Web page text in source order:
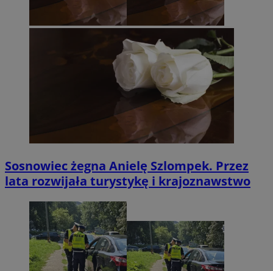
Sosnowiec żegna Anielę Szlompek. Przez
lata rozwijała turystykę i krajoznawstwo